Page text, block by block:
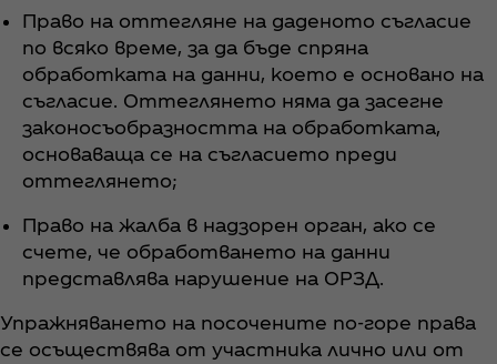
Право на оттегляне на даденото съгласие
по всяко време, за да бъде спряна
обработката на данни, което е основано на
съгласие. Оттеглянето няма да засегне
законосъобразността на обработката,
основаваща се на съгласието преди
оттеглянето;
Право на жалба в надзорен орган, ако се
счете, че обработването на данни
представлява нарушение на ОРЗД.
Упражняването на посочените по-горе права
се осъществява от участника лично или от